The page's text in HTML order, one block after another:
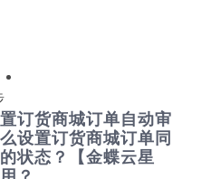
订货商城订单自动审
设置订货商城订单同
状态？【金蝶云星